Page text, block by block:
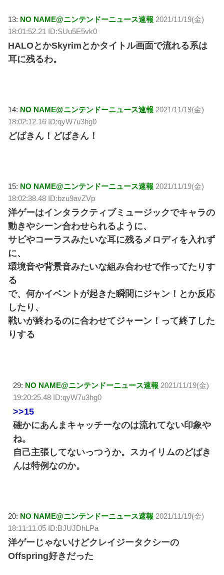
13: NO NAME@ニンテンドーニュース速報 2021/11/19(金)
18:01:52.21 ID:SUu5E5vk0
HALOとかSkyrimとかタイトル画面で流れる系は
耳に残るわ。
14: NO NAME@ニンテンドーニュース速報 2021/11/19(金)
18:02:12.16 ID:qyW7u3hg0
どばきん！どばきん！
15: NO NAME@ニンテンドーニュース速報 2021/11/19(金)
18:02:38.48 ID:bzu9avZVp
洋ゲーはインタラクティブミュージックでキャラの
動きやシーン合わせられるように、
サビやコーラスみたいな耳に残るメロディを入れず
に、
環境音や背景音みたいな組み合わせで作ってたりす
る
で、何かイベントが起きた瞬間にジャン！とか反応
したり、
戦いが終わるのに合わせてジャーン！って終了した
りする
29: NO NAME@ニンテンドーニュース速報 2021/11/19(金)
19:20:25.48 ID:qyW7u3hg0
>>15
確かにあんまキャッチーなのは流れてない印象や
ね。
自己主張してないっつうか。スカイリムのどばき
んは特例なのか。
20: NO NAME@ニンテンドーニュース速報 2021/11/19(金)
18:11:11.05 ID:BJUJDhLPa
洋ゲーじゃないけどクレイジータクシーの
Offspring好きだった